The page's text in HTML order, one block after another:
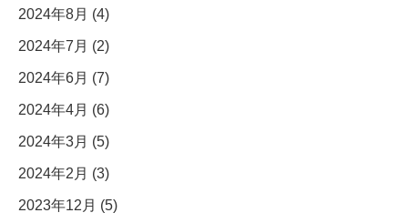
2024年8月 (4)
2024年7月 (2)
2024年6月 (7)
2024年4月 (6)
2024年3月 (5)
2024年2月 (3)
2023年12月 (5)